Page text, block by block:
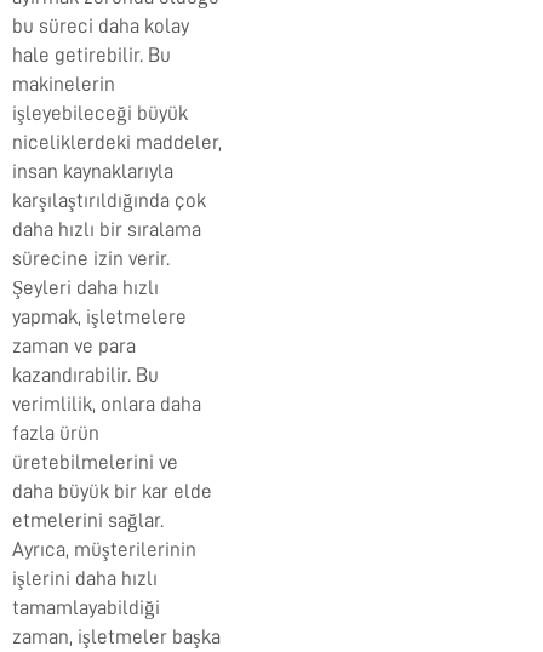
bu süreci daha kolay
hale getirebilir. Bu
makinelerin
işleyebileceği büyük
niceliklerdeki maddeler,
insan kaynaklarıyla
karşılaştırıldığında çok
daha hızlı bir sıralama
sürecine izin verir.
Şeyleri daha hızlı
yapmak, işletmelere
zaman ve para
kazandırabilir. Bu
verimlilik, onlara daha
fazla ürün
üretebilmelerini ve
daha büyük bir kar elde
etmelerini sağlar.
Ayrıca, müşterilerinin
işlerini daha hızlı
tamamlayabildiği
zaman, işletmeler başka